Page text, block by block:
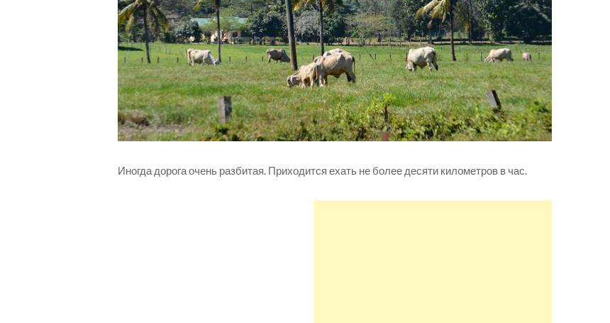
Иногда дорога очень разбитая. Приходится ехать не более десяти километров в час.